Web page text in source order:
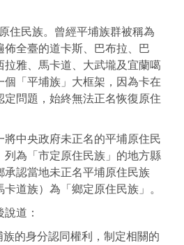
住民族。曾經平埔族群被稱為
佈全臺的道卡斯、巴布拉、巴
拉雅、馬卡道、大武壠及宜蘭噶
個「平埔族」大框架，因為卡在
定問題，始終無法正名恢復原住
將中央政府未正名的平埔原住民
列為「市定原住民族」的地方縣
承認當地未正名平埔原住民族
卡道族）為「鄉定原住民族」。
道：
族的身分認同權利，制定相關的